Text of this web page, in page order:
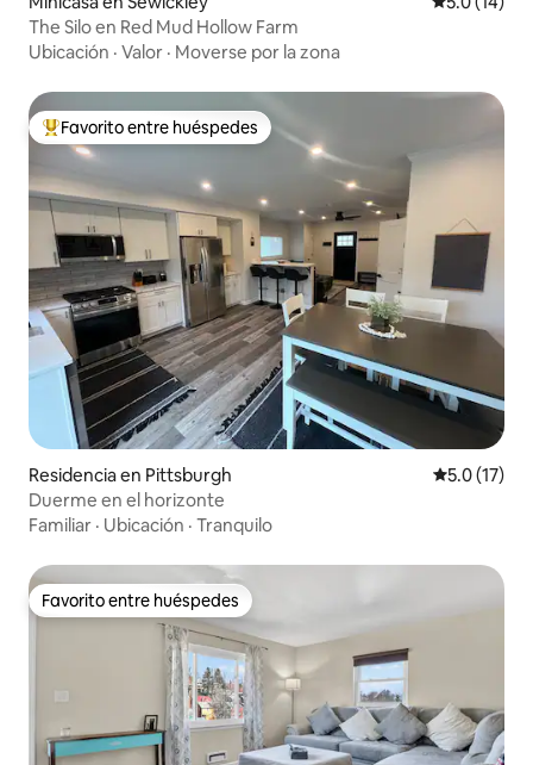
The Silo en Red Mud Hollow Farm
Ubicación · Valor · Moverse por la zona
De los mejores en Favorito entre huéspedes
Favorito entre huéspedes
Residencia en Pittsburgh Calificación
5.0 (17)
Duerme en el horizonte
Familiar · Ubicación · Tranquilo
Favorito entre huéspedes
Favorito entre huéspedes